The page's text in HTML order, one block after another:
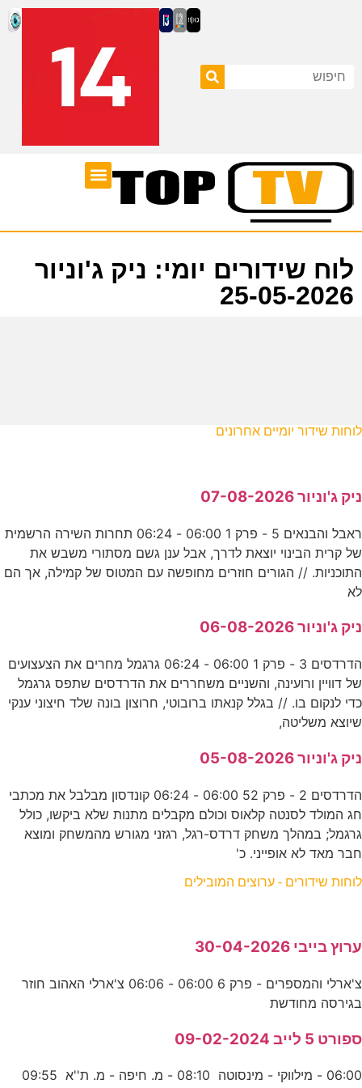
לוח שידורים יומי: ניק ג'וניור
25-05-2026
לוחות שידור יומיים אחרונים
ניק ג'וניור 07-08-2026
ראבל והבנאים 5 - פרק 1 06:00 - 06:24 תחרות השירה הרשמית
של קרית הבינוי יוצאת לדרך, אבל ענן גשם מסתורי משבש את
התוכניות. // הגורים חוזרים מחופשה עם המטוס של קמילה, אך הם
לא
ניק ג'וניור 06-08-2026
הדרדסים 3 - פרק 1 06:00 - 06:24 גרגמל מחרים את הצעצועים
של דוויין ורועינה, והשניים משחררים את הדרדסים שתפס גרגמל
כדי לנקום בו. // בגלל קנאתו ברובוטי, חרוצון בונה שלד חיצוני ענקי
שיוצא משליטה,
ניק ג'וניור 05-08-2026
הדרדסים 2 - פרק 52 06:00 - 06:24 קונדסון מבלבל את מכתבי
חג המולד לסנטה קלאוס וכולם מקבלים מתנות שלא ביקשו, כולל
גרגמל; במהלך משחק דרדס-רגל, רגזני מגורש מהמשחק ומוצא
חבר מאד לא אופייני. כ'
לוחות שידורים - ערוצים המובילים
ערוץ בייבי 30-04-2026
צ'ארלי והמספרים - פרק 6 06:00 - 06:06 צ'ארלי האהוב חוזר
בגירסה מחודשת
ספורט 5 לייב 09-02-2024
06:00 - מילווקי - מינסוטה 08:10 - מ. חיפה - מ. ת''א 09:55